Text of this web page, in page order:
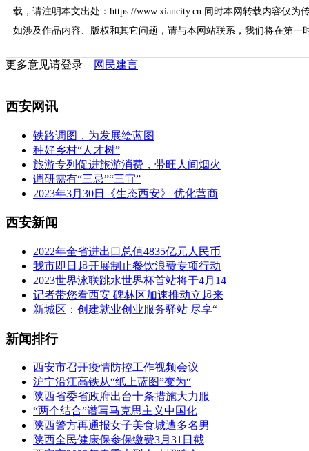
载，请注明本文出处：https://www.xiancity.cn 同时本网转载内容仅为
如涉及作品内容、版权和其它问题，请与本网站联系，我们将在第一
更多意见请登录 网民建言
西安网讯
铁路调图，为发展绘蓝图
种好乡村“人才树”
旅游专列促进旅游消费，带旺人间烟火
调研需有“三忌”“三宜”
2023年3月30日《生态西安》 优化营商
西安新闻
2022年全省进出口总值4835亿元人民币
我市即日起开展制止餐饮浪费专项行动
2023世界泳联跳水世界杯首站将于4月14
记者带您看西安 碑林区加速推动立起来
新城区：创建就业创业服务驿站 尽享“
新闻排行
西安市召开疫情防控工作视频会议
沪宁沿江高铁从“纸上蓝图”变为“
陕西省委省政府出台十条措施大力服
“两个结合”谱写马克思主义中国化
陕西警方再通报女子美食城遭多名男
陕西全民健康保参保缴费3月31日截